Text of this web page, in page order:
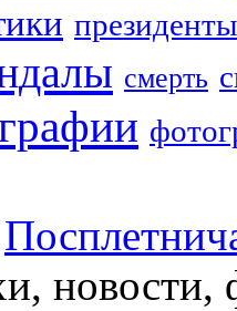
президенты
смерть
новости,